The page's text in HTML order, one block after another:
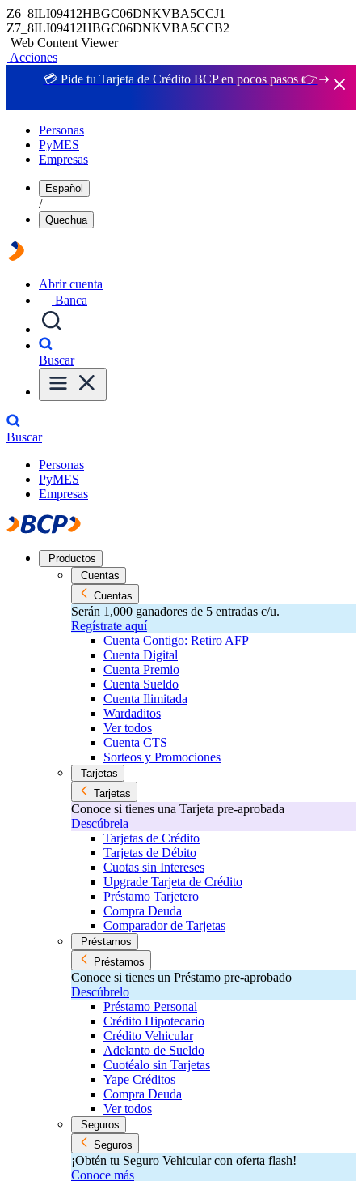
Z6_8ILI09412HBGC06DNKVBA5CCJ1
Z7_8ILI09412HBGC06DNKVBA5CCB2
Web Content Viewer
Acciones
💳 Pide tu Tarjeta de Crédito BCP en pocos pasos 👉
Personas
PyMES
Empresas
Español
/
Quechua
Abrir cuenta
Banca
Buscar
Buscar
Personas
PyMES
Empresas
Productos
Cuentas
Cuentas
Serán 1,000 ganadores de 5 entradas c/u.
Regístrate aquí
Cuenta Contigo: Retiro AFP
Cuenta Digital
Cuenta Premio
Cuenta Sueldo
Cuenta Ilimitada
Wardaditos
Ver todos
Cuenta CTS
Sorteos y Promociones
Tarjetas
Tarjetas
Conoce si tienes una Tarjeta pre-aprobada
Descúbrela
Tarjetas de Crédito
Tarjetas de Débito
Cuotas sin Intereses
Upgrade Tarjeta de Crédito
Préstamo Tarjetero
Compra Deuda
Comparador de Tarjetas
Préstamos
Préstamos
Conoce si tienes un Préstamo pre-aprobado
Descúbrelo
Préstamo Personal
Crédito Hipotecario
Crédito Vehicular
Adelanto de Sueldo
Cuotéalo sin Tarjetas
Yape Créditos
Compra Deuda
Ver todos
Seguros
Seguros
¡Obtén tu Seguro Vehicular con oferta flash!
Conoce más